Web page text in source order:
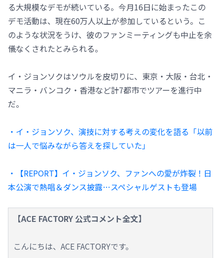
る大規模なデモが続いている。今月16日に始まったこの
デモ活動は、現在60万人以上が参加しているという。こ
のような状況をうけ、彼のファンミーティングも中止を余
儀なくされたとみられる。
イ・ジョンソクはソウルを皮切りに、東京・大阪・台北・
マニラ・バンコク・香港など計7都市でツアーを進行中
だ。
・イ・ジョンソク、演技に対する考えの変化を語る「以前
は一人で悩みながら答えを探していた」
・【REPORT】イ・ジョンソク、ファンへの愛が炸裂！日
本公演で熱唱＆ダンス披露…スペシャルゲストも登場
【ACE FACTORY 公式コメント全文】
こんにちは、ACE FACTORYです。